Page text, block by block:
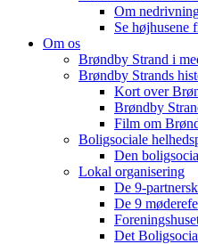
Om
Se højhusene
Om os
Brøndby Strand i
Brøndby Strands
Kort over
Brøndby
Film om
Boligsociale
Den
Lokal organisering
De 9-
De 9
Det